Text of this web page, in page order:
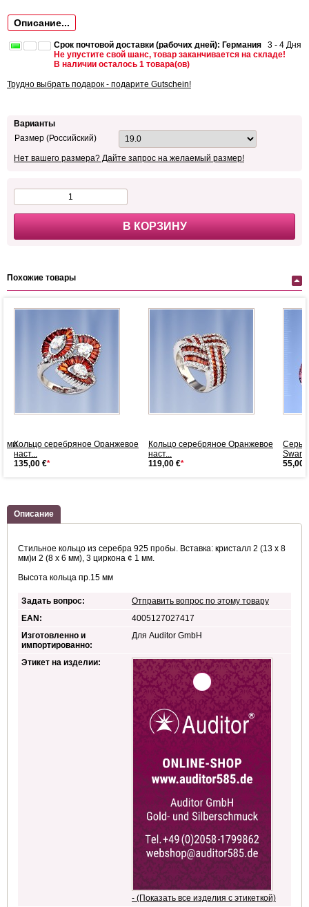
Описание...
Срок почтовой доставки (рабочих дней): Германия 3 - 4 Дня
Не упустите свой шанс, товар заканчивается на складе!
В наличии осталось 1 товара(ов)
Трудно выбрать подарок - подарите Gutschein!
Варианты
Размер (Российский)
Нет вашего размера? Дайте запрос на желаемый размер!
В КОРЗИНУ
Похожие товары
Кольцо серебряное Оранжевое
наст...
135,00 €*
Кольцо серебряное Оранжевое
наст...
119,00 €*
Swar...
55,00
Описание
Стильное кольцо из серебра 925 пробы. Вставка: кристалл 2 (13 х 8
мм)и 2 (8 х 6 мм), 3 циркона ¢ 1 мм.
Высота кольца пр.15 мм
Задать вопрос:
Отправить вопрос по этому товару
EAN:
4005127027417
Изготовленно и
импортированно:
Для Auditor GmbH
Этикет на изделии:
- (Показать все изделия с этикеткой)